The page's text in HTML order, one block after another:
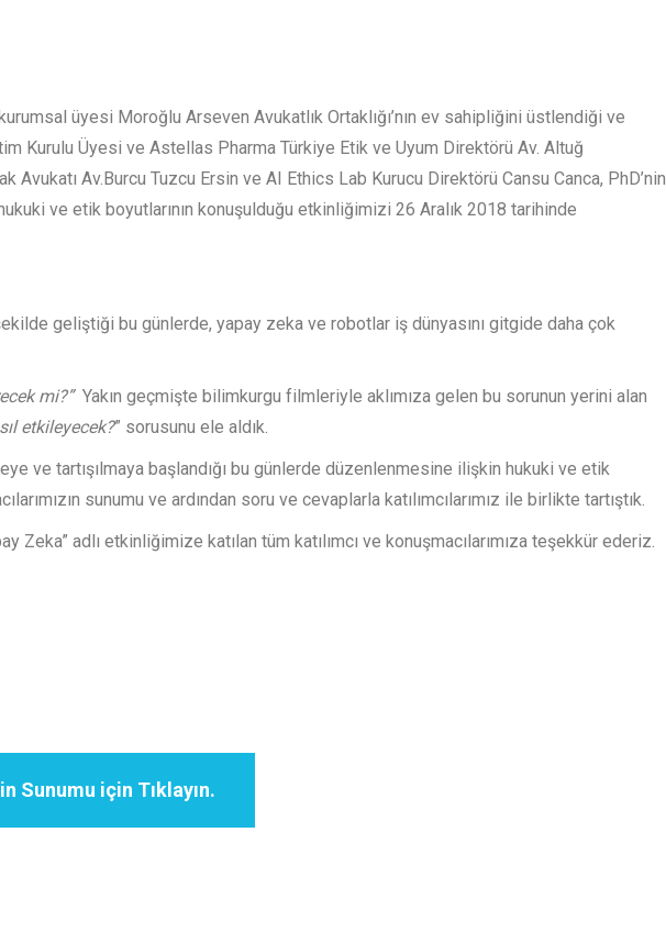
üyesi Moroğlu Arseven Avukatlık Ortaklığı’nın ev sahipliğini üstlendiği ve
Kurulu Üyesi ve Astellas Pharma Türkiye Etik ve Uyum Direktörü Av. Altuğ
Avukatı Av.Burcu Tuzcu Ersin ve AI Ethics Lab Kurucu Direktörü Cansu Canca, PhD’nin
ve etik boyutlarının konuşulduğu etkinliğimizi 26 Aralık 2018 tarihinde
geliştiği bu günlerde, yapay zeka ve robotlar iş dünyasını gitgide daha çok
mi?” Yakın geçmişte bilimkurgu filmleriyle aklımıza gelen bu sorunun yerini alan
etkileyecek?” sorusunu ele aldık.
ve tartışılmaya başlandığı bu günlerde düzenlenmesine ilişkin hukuki ve etik
sunumu ve ardından soru ve cevaplarla katılımcılarımız ile birlikte tartıştık.
Zeka” adlı etkinliğimize katılan tüm katılımcı ve konuşmacılarımıza teşekkür ederiz.
Sunumu için Tıklayın.